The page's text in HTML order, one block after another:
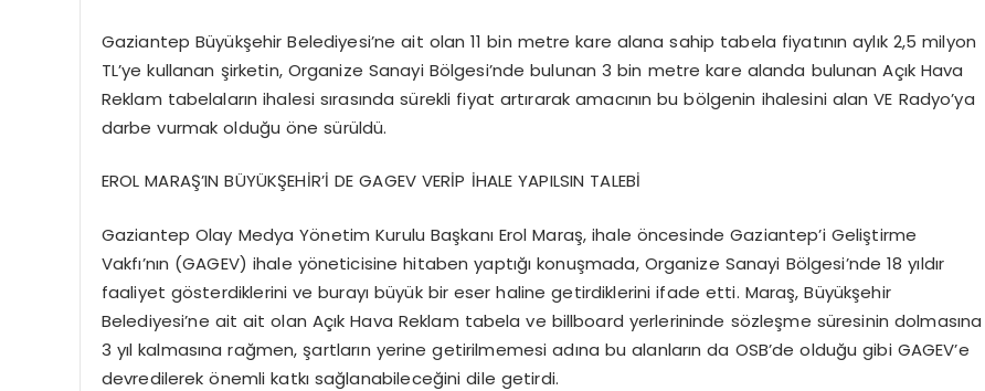
Gaziantep Büyükşehir Belediyesi’ne ait olan 11 bin metre kare alana sahip tabela fiyatının aylık 2,5 milyon
TL’ye kullanan şirketin, Organize Sanayi Bölgesi’nde bulunan 3 bin metre kare alanda bulunan Açık Hava
Reklam tabelaların ihalesi sırasında sürekli fiyat artırarak amacının bu bölgenin ihalesini alan VE Radyo’ya
darbe vurmak olduğu öne sürüldü.
EROL MARAŞ’IN BÜYÜKŞEHİR’İ DE GAGEV VERİP İHALE YAPILSIN TALEBİ
Gaziantep Olay Medya Yönetim Kurulu Başkanı Erol Maraş, ihale öncesinde Gaziantep’i Geliştirme
Vakfı’nın (GAGEV) ihale yöneticisine hitaben yaptığı konuşmada, Organize Sanayi Bölgesi’nde 18 yıldır
faaliyet gösterdiklerini ve burayı büyük bir eser haline getirdiklerini ifade etti. Maraş, Büyükşehir
Belediyesi’ne ait ait olan Açık Hava Reklam tabela ve billboard yerlerininde sözleşme süresinin dolmasına
3 yıl kalmasına rağmen, şartların yerine getirilmemesi adına bu alanların da OSB’de olduğu gibi GAGEV’e
devredilerek önemli katkı sağlanabileceğini dile getirdi.